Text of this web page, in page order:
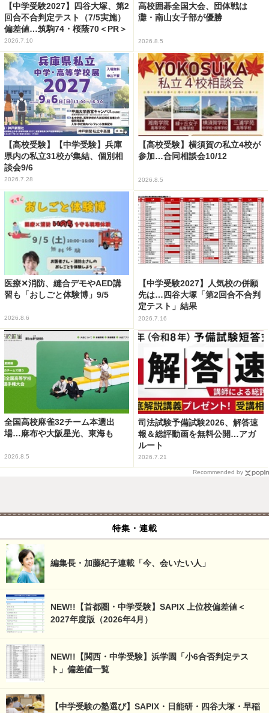
【中学受験2027】四谷大塚、第2
回合不合判定テスト（7/5実施）
偏差値…筑駒74・桜蔭70＜PR＞
2026.7.10
高校囲碁全国大会、団体戦は
灘・南山女子部が優勝
2026.8.5
【高校受験】【中学受験】兵庫
県内の私立31校が集結、個別相
談会9/6
2026.7.28
【高校受験】横須賀の私立4校が
参加…合同相談会10/12
2026.8.5
医療✕消防、縫合デモやAED講
習も「おしごと体験博」9/5
2026.8.6
【中学受験2027】人気校の併願
先は…四谷大塚「第2回合不合判
定テスト」結果
2026.7.16
全国高校麻雀32チーム本選出
場…麻布や大阪星光、東海も
2026.8.5
司法試験予備試験2026、解答速
報＆総評動画を無料公開…アガ
ルート
2026.7.21
Recommended by
特集・連載
編集長・加藤紀子連載「今、会いたい人」
NEW!!【首都圏・中学受験】SAPIX 上位校偏差値＜
2027年度版（2026年4月）
NEW!!【関西・中学受験】浜学園「小6合否判定テス
ト」偏差値一覧
【中学受験の塾選び】SAPIX・日能研・四谷大塚・早稲